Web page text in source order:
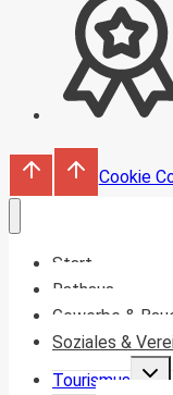
Cookie
Start
Rathaus
Gewerbe &
Soziales &
Tourismus